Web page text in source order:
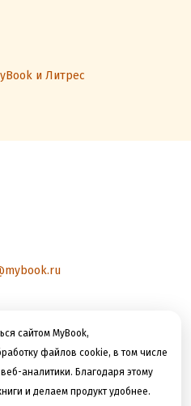
сайтом MyBook,
файлов cookie, в том числе
аналитики. Благодаря этому
и делаем продукт удобнее.
и Литрес